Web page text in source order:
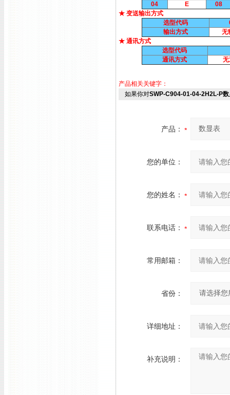
04
E
08
★ 变送输出方式
选型代码
输出方式
无
★ 通讯方式
选型代码
通讯方式
产品相关关键字：
如果你对SWP-C904-01-04-2H2L-P数
产品：
您的单位：
您的姓名：
联系电话：
常用邮箱：
省份：
详细地址：
补充说明：